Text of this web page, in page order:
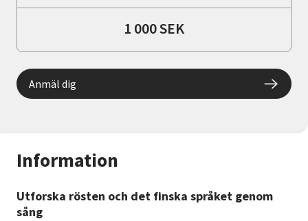
Information
Utforska rösten och det finska språket genom
sång
1 000 SEK
Anmäl dig